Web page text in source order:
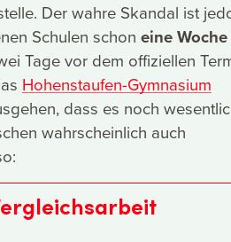
Der wahre Skandal ist
Schulen schon eine
Tage vor dem offiziellen
Hohenstaufen-Gymnasium
dass es noch
wahrscheinlich auch